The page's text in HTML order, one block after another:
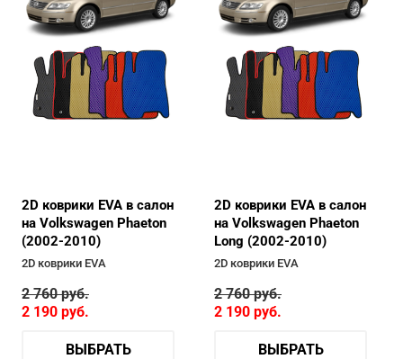
2D коврики EVA в салон
на Volkswagen Phaeton
(2002-2010)
2D коврики EVA
2 760руб.
2 190 руб.
ВЫБРАТЬ
2D коврики EVA в салон
на Volkswagen Phaeton
Long (2002-2010)
2D коврики EVA
2 760руб.
2 190 руб.
ВЫБРАТЬ